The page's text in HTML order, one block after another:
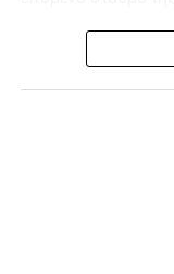
Ο λόγος για τον
Στάγκο, οι οποίοι